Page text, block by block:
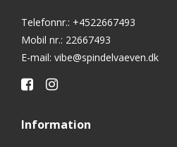
Telefonnr.: +4522667493
Mobil nr.: 22667493
E-mail: vibe@spindelvaeven.dk
Information